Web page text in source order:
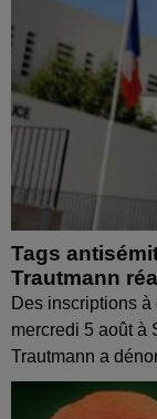
Tags
Trautmann
Des inscriptions
mercredi 5 août à
Trautmann a